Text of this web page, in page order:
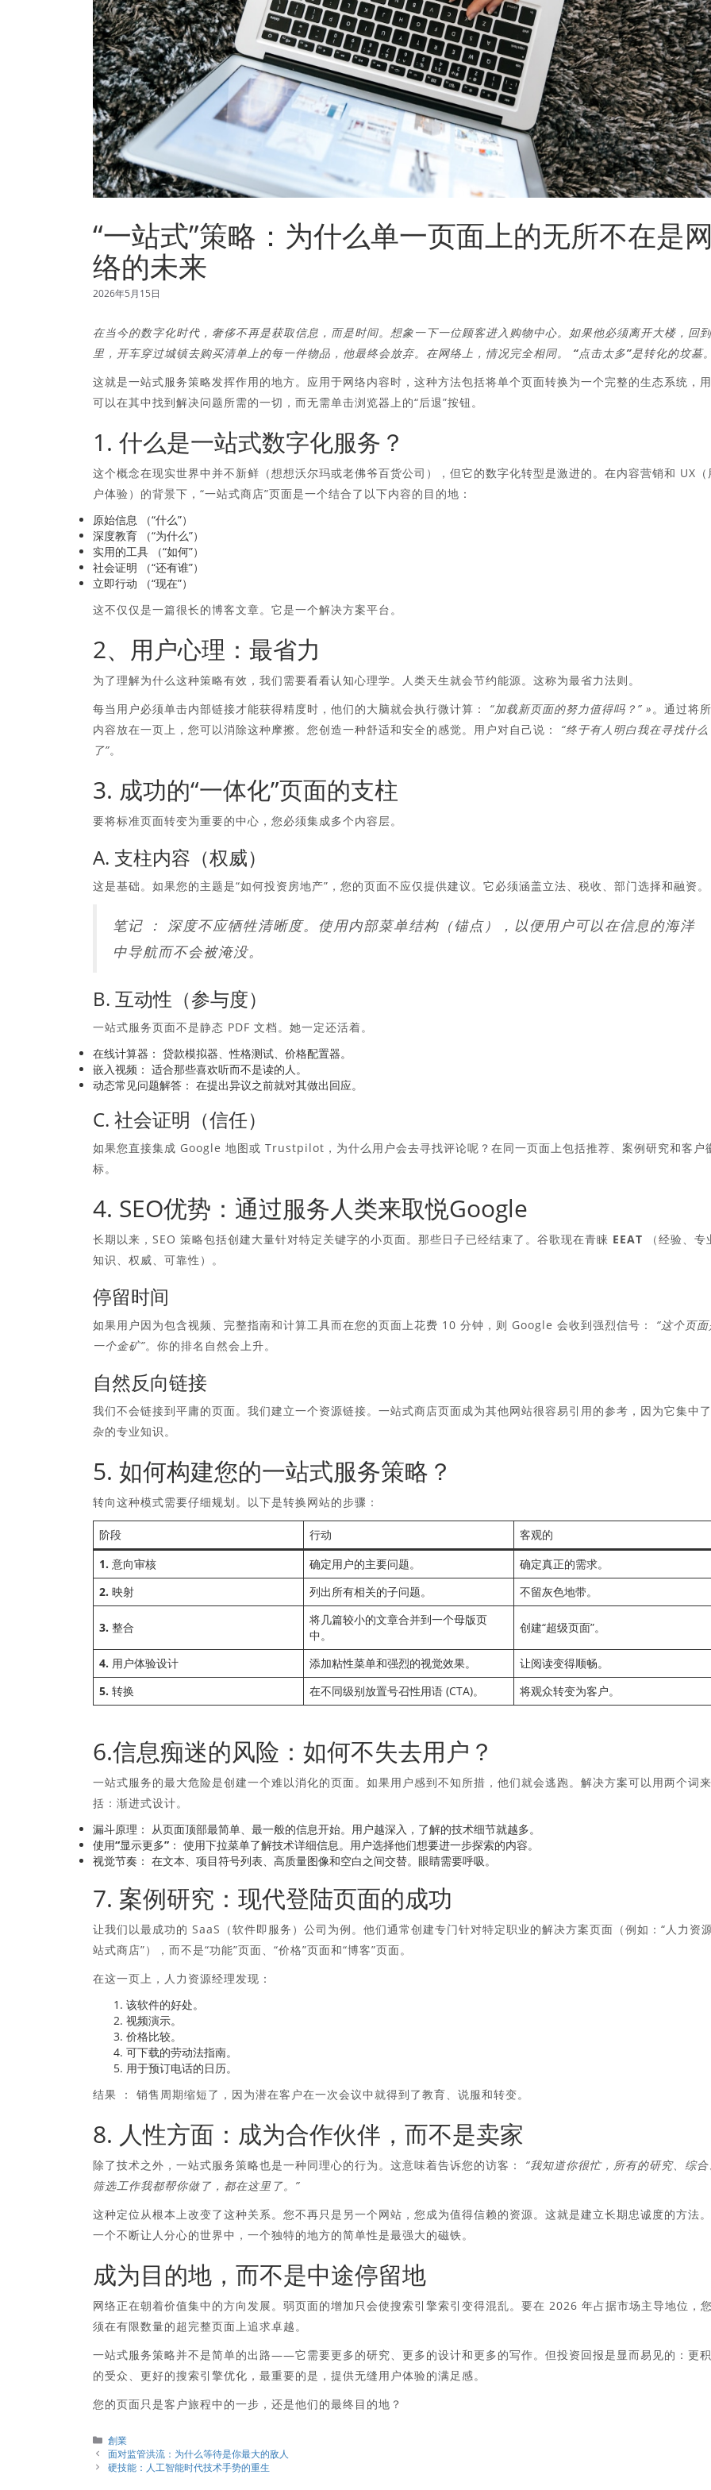
“一站式”策略：为什么单一页面上的无所不在是网
络的未来
2026年5月15日
在当今的数字化时代，奢侈不再是获取信息，而是时间。想象一下一位顾客进入购物中心。如果他必须离开大楼，回
里，开车穿过城镇去购买清单上的每一件物品，他最终会放弃。在网络上，情况完全相同。 “点击太多”是转化的坟墓。
这就是一站式服务策略发挥作用的地方。应用于网络内容时，这种方法包括将单个页面转换为一个完整的生态系统，
可以在其中找到解决问题所需的一切，而无需单击浏览器上的“后退”按钮。
1. 什么是一站式数字化服务？
这个概念在现实世界中并不新鲜（想想沃尔玛或老佛爷百货公司），但它的数字化转型是激进的。在内容营销和 UX（
户体验）的背景下，“一站式商店”页面是一个结合了以下内容的目的地：
原始信息 （“什么”）
深度教育 （“为什么”）
实用的工具 （“如何”）
社会证明 （“还有谁”）
立即行动 （“现在”）
这不仅仅是一篇很长的博客文章。它是一个解决方案平台。
2、用户心理：最省力
为了理解为什么这种策略有效，我们需要看看认知心理学。人类天生就会节约能源。这称为最省力法则。
每当用户必须单击内部链接才能获得精度时，他们的大脑就会执行微计算： “加载新页面的努力值得吗？” »。通过将
内容放在一页上，您可以消除这种摩擦。您创造一种舒适和安全的感觉。用户对自己说： “终于有人明白我在寻找什么
了”。
3. 成功的“一体化”页面的支柱
要将标准页面转变为重要的中心，您必须集成多个内容层。
A. 支柱内容（权威）
这是基础。如果您的主题是“如何投资房地产”，您的页面不应仅提供建议。它必须涵盖立法、税收、部门选择和融资。
笔记 ： 深度不应牺牲清晰度。使用内部菜单结构（锚点），以便用户可以在信息的海洋
中导航而不会被淹没。
B. 互动性（参与度）
一站式服务页面不是静态 PDF 文档。她一定还活着。
在线计算器： 贷款模拟器、性格测试、价格配置器。
嵌入视频： 适合那些喜欢听而不是读的人。
动态常见问题解答： 在提出异议之前就对其做出回应。
C. 社会证明（信任）
如果您直接集成 Google 地图或 Trustpilot，为什么用户会去寻找评论呢？在同一页面上包括推荐、案例研究和客户
标。
4. SEO优势：通过服务人类来取悦Google
长期以来，SEO 策略包括创建大量针对特定关键字的小页面。那些日子已经结束了。谷歌现在青睐 EEAT （经验、专
知识、权威、可靠性）。
停留时间
如果用户因为包含视频、完整指南和计算工具而在您的页面上花费 10 分钟，则 Google 会收到强烈信号： “这个页面
一个金矿”。你的排名自然会上升。
自然反向链接
我们不会链接到平庸的页面。我们建立一个资源链接。一站式商店页面成为其他网站很容易引用的参考，因为它集中
杂的专业知识。
5. 如何构建您的一站式服务策略？
转向这种模式需要仔细规划。以下是转换网站的步骤：
阶段 行动
客观的
1. 意向审核
确定用户的主要问题。
确定真正的需求。
2. 映射
列出所有相关的子问题。 不留灰色地带。
3. 整合
将几篇较小的文章合并到一个母版页
中。
创建“超级页面”。
4. 用户体验设计 添加粘性菜单和强烈的视觉效果。
让阅读变得顺畅。
5. 转换
在不同级别放置号召性用语 (CTA)。 将观众转变为客户。
6.信息痴迷的风险：如何不失去用户？
一站式服务的最大危险是创建一个难以消化的页面。如果用户感到不知所措，他们就会逃跑。解决方案可以用两个词
括：渐进式设计。
漏斗原理： 从页面顶部最简单、最一般的信息开始。用户越深入，了解的技术细节就越多。
使用“显示更多”： 使用下拉菜单了解技术详细信息。用户选择他们想要进一步探索的内容。
视觉节奏： 在文本、项目符号列表、高质量图像和空白之间交替。眼睛需要呼吸。
7. 案例研究：现代登陆页面的成功
让我们以最成功的 SaaS（软件即服务）公司为例。他们通常创建专门针对特定职业的解决方案页面（例如：“人力资
站式商店”），而不是“功能”页面、“价格”页面和“博客”页面。
在这一页上，人力资源经理发现：
该软件的好处。
视频演示。
价格比较。
可下载的劳动法指南。
用于预订电话的日历。
结果 ：
销售周期缩短了，因为潜在客户在一次会议中就得到了教育、说服和转变。
8. 人性方面：成为合作伙伴，而不是卖家
除了技术之外，一站式服务策略也是一种同理心的行为。这意味着告诉您的访客： “我知道你很忙，所有的研究、综合
筛选工作我都帮你做了，都在这里了。”
这种定位从根本上改变了这种关系。您不再只是另一个网站，您成为值得信赖的资源。这就是建立长期忠诚度的方法
一个不断让人分心的世界中，一个独特的地方的简单性是最强大的磁铁。
成为目的地，而不是中途停留地
网络正在朝着价值集中的方向发展。弱页面的增加只会使搜索引擎索引变得混乱。要在 2026 年占据市场主导地位，
须在有限数量的超完整页面上追求卓越。
一站式服务策略并不是简单的出路——它需要更多的研究、更多的设计和更多的写作。但投资回报是显而易见的：更
的受众、更好的搜索引擎优化，最重要的是，提供无缝用户体验的满足感。
您的页面只是客户旅程中的一步，还是他们的最终目的地？
分
類
創業
面对监管洪流：为什么等待是你最大的敌人
硬技能：人工智能时代技术手势的重生